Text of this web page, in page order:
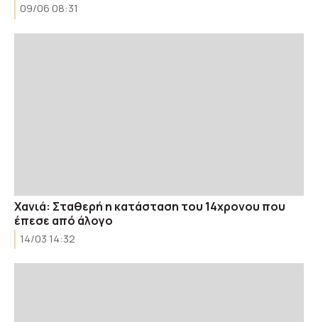
09/06 08:31
Χανιά: Σταθερή η κατάσταση του 14χρονου που
έπεσε από άλογο
14/03 14:32